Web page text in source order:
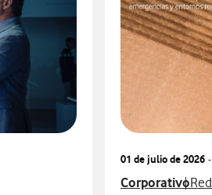
con
notas de prensa relacionados con
01 de julio de 2026
Ver más notas
CorporativoVer
Red